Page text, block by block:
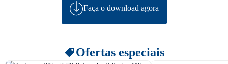
Faça o download agora
Ofertas especiais